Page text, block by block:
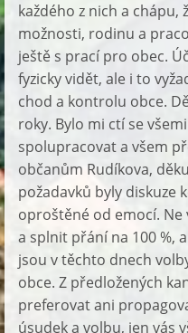
každého z nich a chápu,
možnosti, rodinu a
ještě s prací pro obec.
fyzicky vidět, ale i to
chod a kontrolu obce.
roky. Bylo mi ctí se
spolupracovat a všem
občanům Rudíkova,
požadavků byly diskuze
oproštěné od emocí. Ne
a splnit přání na 100 %,
jsou v těchto dnech
obce. Z předložených
preferovat ani
úsudek a volbu, jen vás